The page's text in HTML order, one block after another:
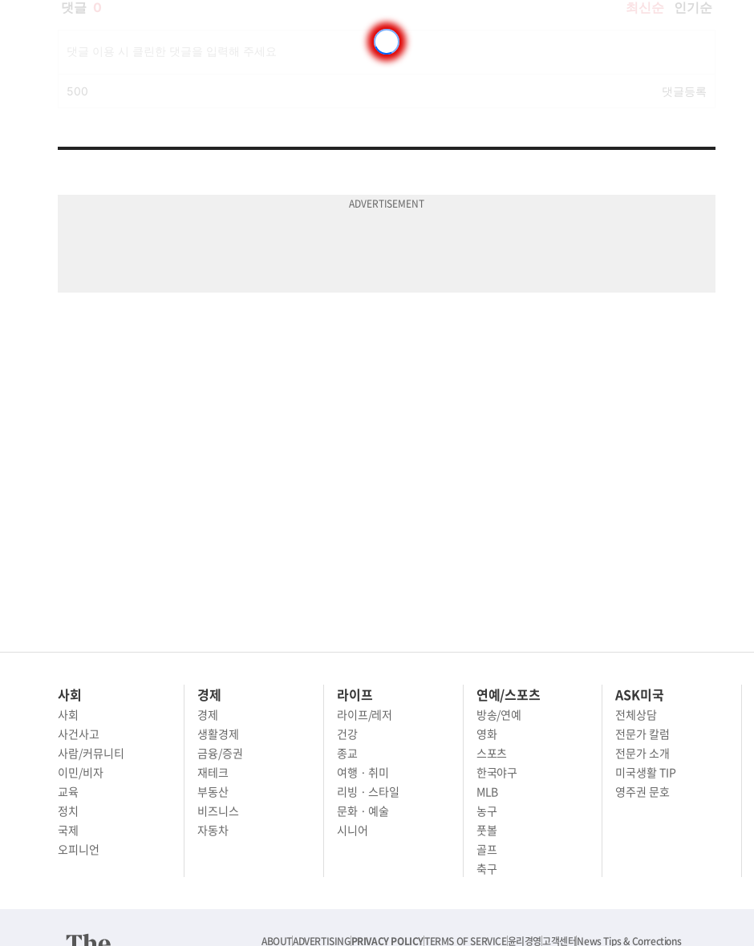
사회
사회
사건사고
사람/커뮤니티
이민/비자
교육
정치
국제
오피니언
경제
경제
생활경제
금융/증권
재테크
부동산
비즈니스
자동차
라이프
라이프/레저
건강
종교
여행 · 취미
리빙 · 스타일
문화 · 예술
시니어
연예/스포츠
방송/연예
영화
스포츠
한국야구
MLB
농구
풋볼
골프
축구
ASK미국
전체상담
전문가 칼럼
전문가 소개
미국생활 TIP
영주권 문호
ABOUTADVERTISINGPRIVACY POLICYTERMS OF SERVICE윤리경영고객센터News Tips & Corrections